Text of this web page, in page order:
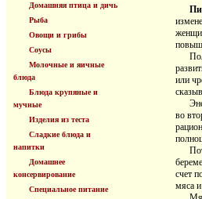
Домашняя птица и дичь
Рыба
Овощи и грибы
Соусы
Молочные и яичные
блюда
Блюда крупяные и
мучные
Изделия из теста
Сладкие блюда и
напитки
Домашнее
консервирование
Специальное питание
или
во
счет
мяса